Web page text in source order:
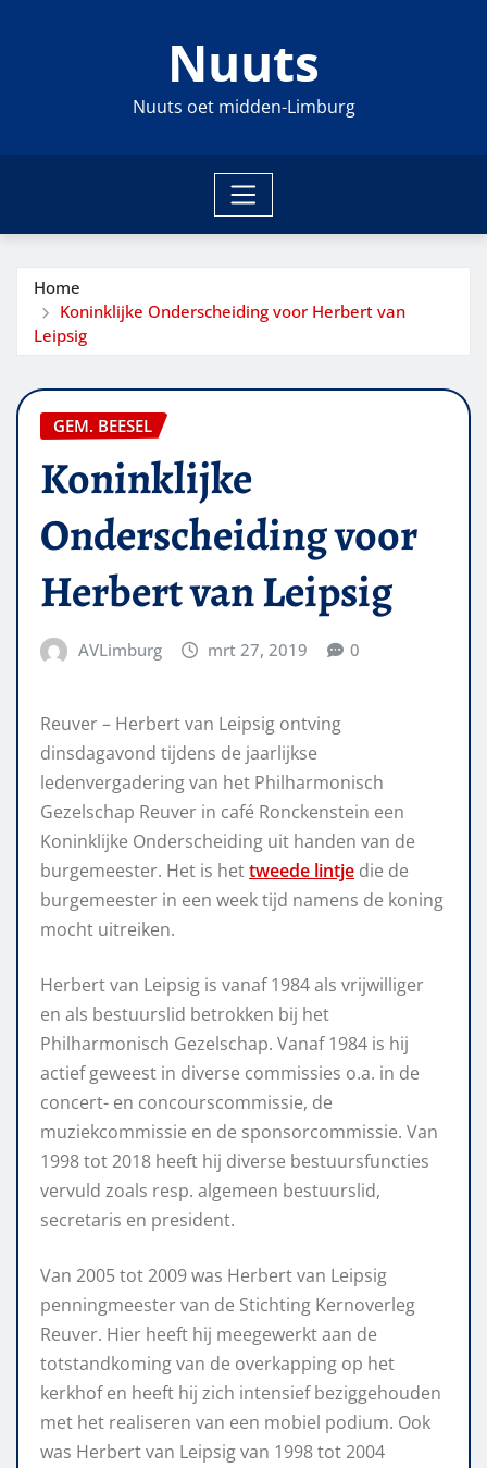
Nuuts
Nuuts oet midden-Limburg
Home
Koninklijke Onderscheiding voor Herbert van
Leipsig
GEM. BEESEL
Koninklijke
Onderscheiding voor
Herbert van Leipsig
AVLimburg mrt 27, 2019 0
Reuver – Herbert van Leipsig ontving
dinsdagavond tijdens de jaarlijkse
ledenvergadering van het Philharmonisch
Gezelschap Reuver in café Ronckenstein een
Koninklijke Onderscheiding uit handen van de
burgemeester. Het is hettweede lintje die de
burgemeester in een week tijd namens de koning
mocht uitreiken.
Herbert van Leipsig is vanaf 1984 als vrijwilliger
en als bestuurslid betrokken bij het
Philharmonisch Gezelschap. Vanaf 1984 is hij
actief geweest in diverse commissies o.a. in de
concert- en concourscommissie, de
muziekcommissie en de sponsorcommissie. Van
1998 tot 2018 heeft hij diverse bestuursfuncties
vervuld zoals resp. algemeen bestuurslid,
secretaris en president.
Van 2005 tot 2009 was Herbert van Leipsig
penningmeester van de Stichting Kernoverleg
Reuver. Hier heeft hij meegewerkt aan de
totstandkoming van de overkapping op het
kerkhof en heeft hij zich intensief beziggehouden
met het realiseren van een mobiel podium. Ook
was Herbert van Leipsig van 1998 tot 2004